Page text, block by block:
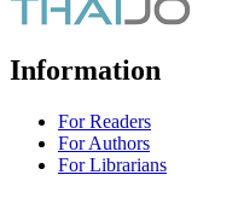
Information
For Readers
For Authors
For Librarians